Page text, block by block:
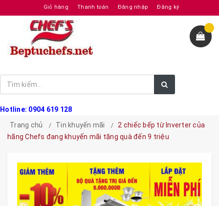
Giỏ hàng Thanh toán Đăng nhập Đăng ký
Hotline: 0904 619 128
Trang chủ
Tin khuyến mãi
2 chiếc bếp từ Inverter của
hãng Chefs đang khuyến mãi tặng quà đến 9 triệu